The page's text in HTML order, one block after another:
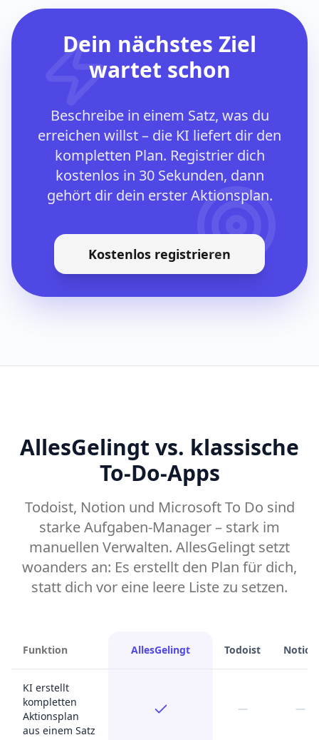
wartet schon
erreichen willst – die KI liefert dir den
kompletten Plan. Registrier dich
kostenlos in 30 Sekunden, dann
gehört dir dein erster Aktionsplan.
Kostenlos registrieren
To-Do-Apps
Todoist, Notion und Microsoft To Do sind
starke Aufgaben-Manager – stark im
manuellen Verwalten. AllesGelingt setzt
woanders an: Es erstellt den Plan für dich,
statt dich vor eine leere Liste zu setzen.
KI erstellt
kompletten
Aktionsplan
aus einem Satz